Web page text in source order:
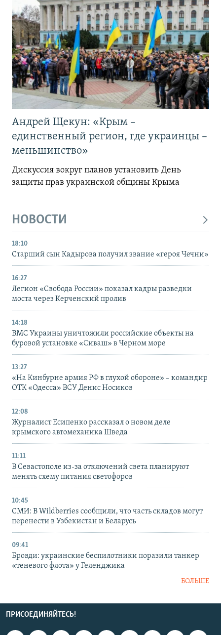
Андрей Щекун: «Крым –
единственный регион, где украинцы –
меньшинство»
Дискуссия вокруг планов установить День
защиты прав украинской общины Крыма
НОВОСТИ
18:10
Старший сын Кадырова получил звание «героя Чечни»
16:27
Легион «Свобода России» показал кадры разведки
моста через Керченский пролив
14:18
ВМС Украины уничтожили российские объекты на
буровой установке «Сиваш» в Черном море
13:27
«На Кинбурне армия РФ в глухой обороне» – командир
ОТК «Одесса» ВСУ Денис Носиков
12:08
Журналист Есипенко рассказал о новом деле
крымского автомеханика Шведа
11:11
В Севастополе из-за отключений света планируют
менять схему питания светофоров
10:45
СМИ: В Wildberries сообщили, что часть складов могут
перенести в Узбекистан и Беларусь
09:41
Бровди: украинские беспилотники поразили танкер
«теневого флота» у Геленджика
БОЛЬШЕ
ПРИСОЕДИНЯЙТЕСЬ!